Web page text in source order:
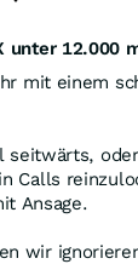
unter 12.000
mit einem
seitwärts,
Calls
Ansage.
wir